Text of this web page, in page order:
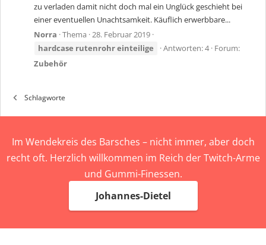
zu verladen damit nicht doch mal ein Unglück geschieht bei
einer eventuellen Unachtsamkeit. Käuflich erwerbbare...
Norra Thema 28. Februar 2019
hardcase rutenrohreinteilige Antworten: 4 Forum:
Zubehör
Schlagworte
Im Wendekreis des Barsches – nicht immer, aber doch
recht oft. Herzlich willkommen im Reich der Twitch-Arme
und Gummi-Finessen.
Johannes-Dietel